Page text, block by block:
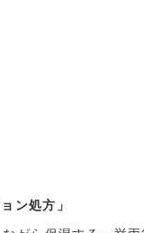
ン処方」